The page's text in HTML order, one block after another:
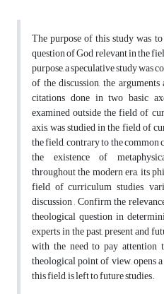
The purpose of this study was
question of God relevant in the
purpose, a speculative study was
of the discussion, the
citations done in two basic
examined outside the field of
axis, was studied in the field of
the field, contrary to the
the existence of
throughout the modern era, its
field of curriculum studies,
discussion , Confirm the
theological question in
experts in the past, present and
with the need to pay
theological point of view, opens
this field, is left to future studies.